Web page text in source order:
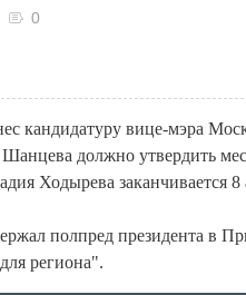
0
кандидатуру вице-мэра
должно утвердить
Ходырева заканчивается 8
полпред президента в
региона".